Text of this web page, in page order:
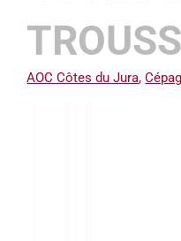
AOC Côtes du Jura,